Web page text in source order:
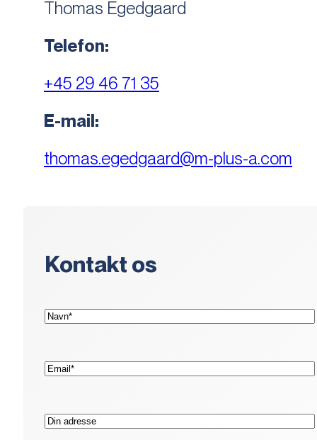
Thomas Egedgaard
Telefon:
+45 29 46 71 35
E-mail:
thomas.egedgaard@m-plus-a.com
Kontakt os
Navn*
E-
mail*
Adresse